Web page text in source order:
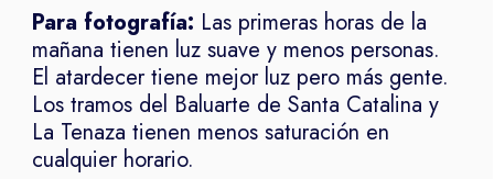
Para fotografía: Las primeras horas de la
mañana tienen luz suave y menos personas.
El atardecer tiene mejor luz pero más gente.
Los tramos del Baluarte de Santa Catalina y
La Tenaza tienen menos saturación en
cualquier horario.